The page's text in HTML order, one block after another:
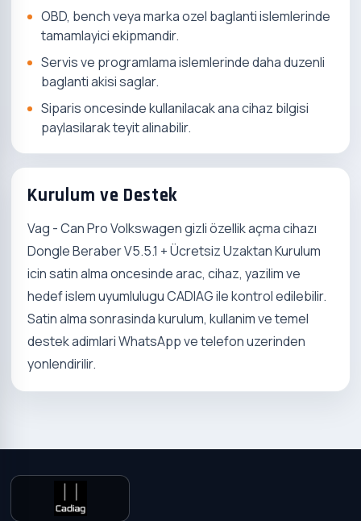
OBD, bench veya marka ozel baglanti islemlerinde
tamamlayici ekipmandir.
Servis ve programlama islemlerinde daha duzenli
baglanti akisi saglar.
Siparis oncesinde kullanilacak ana cihaz bilgisi
paylasilarak teyit alinabilir.
Kurulum ve Destek
Vag - Can Pro Volkswagen gizli özellik açma cihazı
Dongle Beraber V5.5.1 + Ücretsiz Uzaktan Kurulum
icin satin alma oncesinde arac, cihaz, yazilim ve
hedef islem uyumlulugu CADIAG ile kontrol edilebilir.
Satin alma sonrasinda kurulum, kullanim ve temel
destek adimlari WhatsApp ve telefon uzerinden
yonlendirilir.